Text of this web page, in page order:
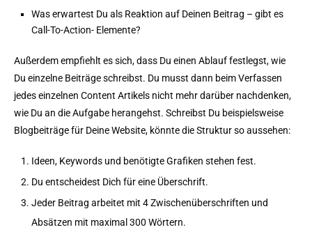
Was erwartest Du als Reaktion auf Deinen Beitrag – gibt es
Call-To-Action- Elemente?
Außerdem empfiehlt es sich, dass Du einen Ablauf festlegst, wie
Du einzelne Beiträge schreibst. Du musst dann beim Verfassen
jedes einzelnen Content Artikels nicht mehr darüber nachdenken,
wie Du an die Aufgabe herangehst. Schreibst Du beispielsweise
Blogbeiträge für Deine Website, könnte die Struktur so aussehen:
Ideen, Keywords und benötigte Grafiken stehen fest.
Du entscheidest Dich für eine Überschrift.
Jeder Beitrag arbeitet mit 4 Zwischenüberschriften und
Absätzen mit maximal 300 Wörtern.